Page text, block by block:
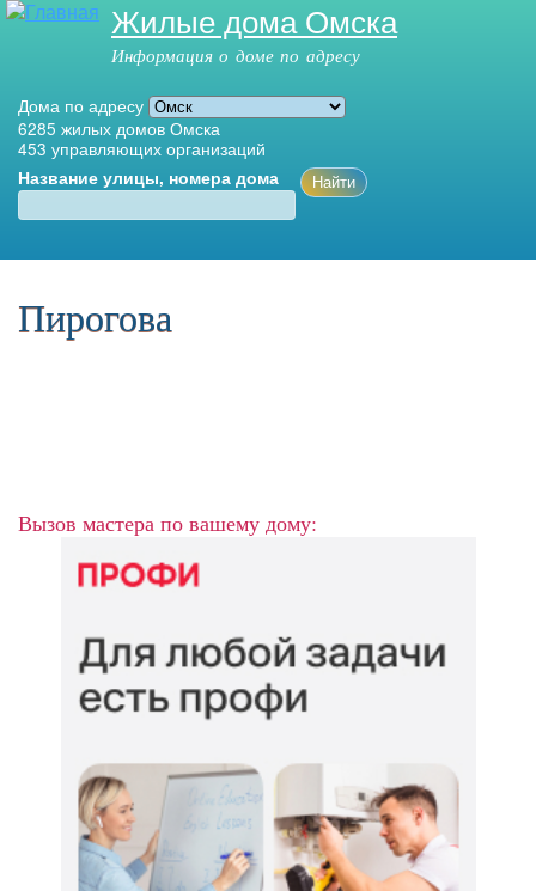
Перейти к
основному
Жилые дома Омска
Информация о доме по адресу
Дома по адресу
6285 жилых домов Омска
453 управляющих организаций
Название улицы, номера дома
Пирогова
Вызов мастера по вашему дому: